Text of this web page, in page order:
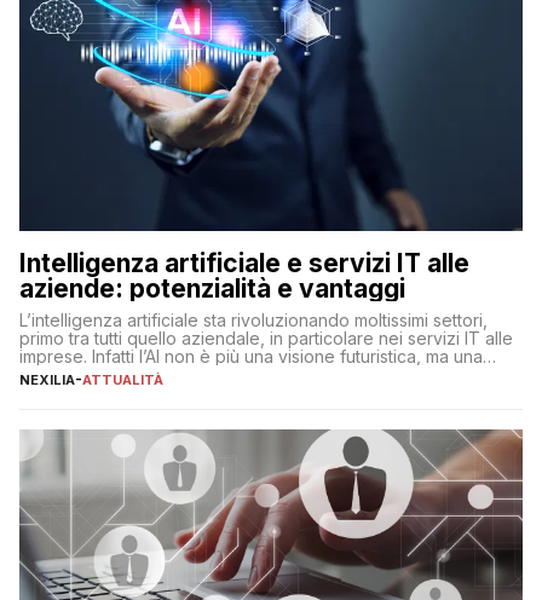
Intelligenza artificiale e servizi IT alle
aziende: potenzialità e vantaggi
L’intelligenza artificiale sta rivoluzionando moltissimi settori,
primo tra tutti quello aziendale, in particolare nei servizi IT alle
imprese. Infatti l’AI non è più una visione futuristica, ma una
realtà operativa che sta portando a un cambio significativo in
operazioni, bensì comporta […]
NEXILIA-ATTUALITÀ